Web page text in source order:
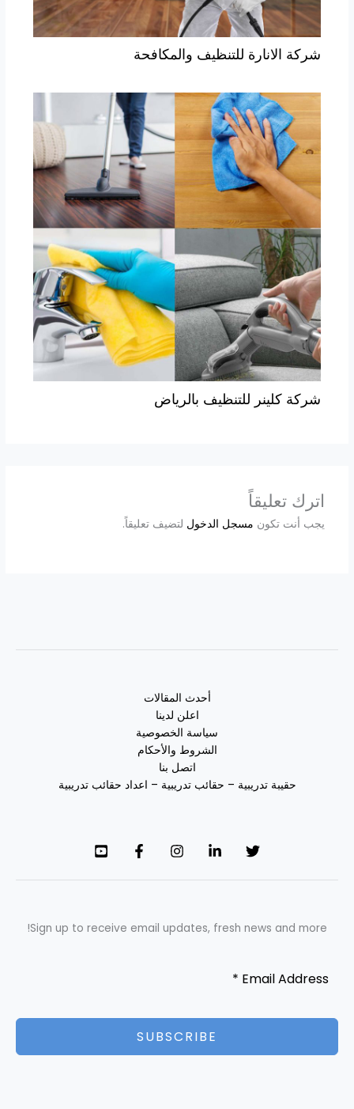
شركة الانارة للتنظيف والمكافحة
شركة كلينر للتنظيف بالرياض
اترك تعليقاً
يجب أنت تكون مسجل الدخول لتضيف تعليقاً.
أحدث المقالات
اعلن لدينا
سياسة الخصوصية
الشروط والأحكام
اتصل بنا
حقيبة تدريبية – حقائب تدريبية – اعداد حقائب تدريبية
Sign up to receive email updates, fresh news and more!
SUBSCRIBE